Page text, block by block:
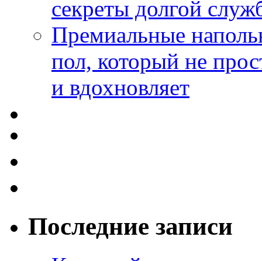
секреты долгой
Премиальные
пол, который не
и вдохновляет
Последние записи